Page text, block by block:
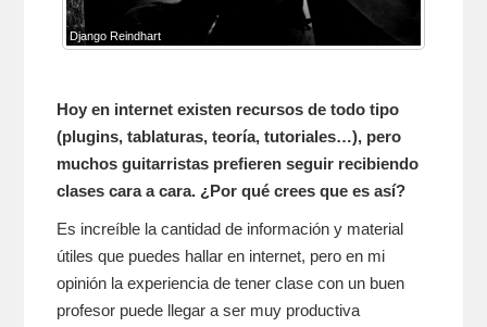
Django Reindhart
Hoy en internet existen recursos de todo tipo
(plugins, tablaturas, teoría, tutoriales…), pero
muchos guitarristas prefieren seguir recibiendo
clases cara a cara. ¿Por qué crees que es así?
Es increíble la cantidad de información y material
útiles que puedes hallar en internet, pero en mi
opinión la experiencia de tener clase con un buen
profesor puede llegar a ser muy productiva